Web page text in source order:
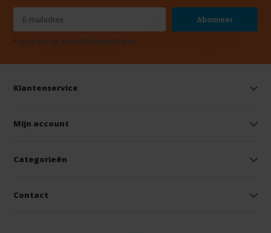
Abonneer
* Lees hier de wettelijke beperkingen
Klantenservice
Mijn account
Categorieën
Contact